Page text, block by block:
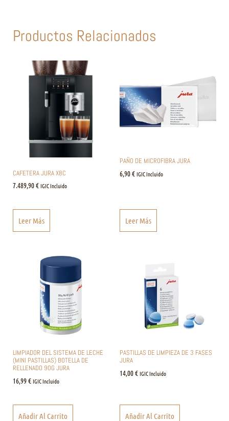
Productos Relacionados
CAFETERA JURA X8C
7.489,90€ IGIC Incluido
Leer Más
PAÑO DE MICROFIBRA JURA
6,90€ IGIC Incluido
Leer Más
LIMPIADOR DEL SISTEMA DE LECHE
(MINI PASTILLAS) BOTELLA DE
RELLENADO 90G JURA
16,99€ IGIC Incluido
Añadir Al Carrito
PASTILLAS DE LIMPIEZA DE 3 FASES
JURA
14,00€ IGIC Incluido
Añadir Al Carrito